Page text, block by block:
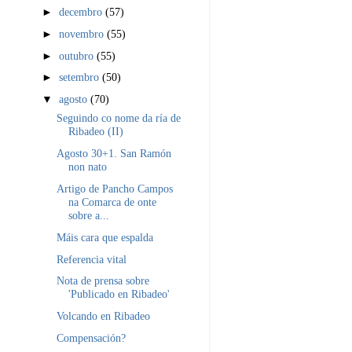
►decembro(57)
►novembro(55)
►outubro(55)
►setembro(50)
▼agosto(70)
Seguindo co nome da ría de
Ribadeo (II)
Agosto 30+1. San Ramón
non nato
Artigo de Pancho Campos
na Comarca de onte
sobre a...
Máis cara que espalda
Referencia vital
Nota de prensa sobre
'Publicado en Ribadeo'
Volcando en Ribadeo
Compensación?